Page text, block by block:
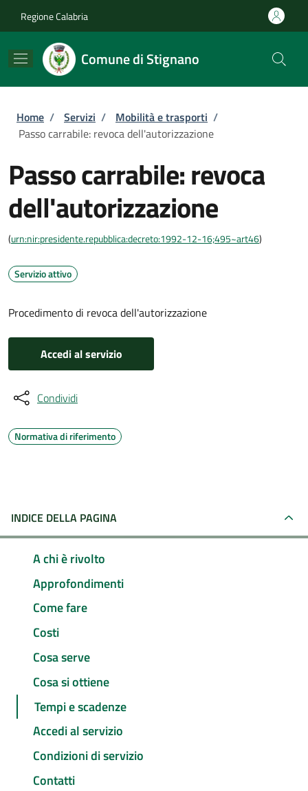
Regione Calabria
Comune di Stignano
Briciole di pane
Home / Servizi / Mobilità e trasporti /
Passo carrabile: revoca dell'autorizzazione
Passo carrabile: revoca
dell'autorizzazione
(urn:nir:presidente.repubblica:decreto:1992-12-16;495~art46)
Servizio attivo
Procedimento di revoca dell'autorizzazione
Accedi al servizio
Condividi
Normativa di riferimento
INDICE DELLA PAGINA
A chi è rivolto
Approfondimenti
Come fare
Costi
Cosa serve
Cosa si ottiene
Tempi e scadenze
Accedi al servizio
Condizioni di servizio
Contatti